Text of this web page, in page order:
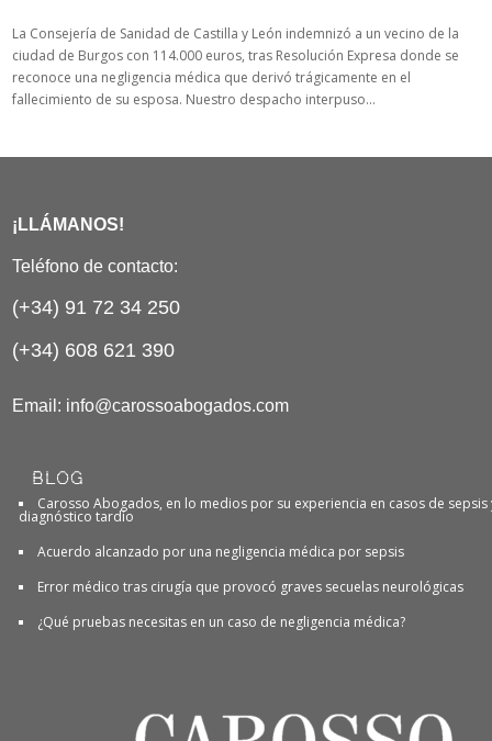
La Consejería de Sanidad de Castilla y León indemnizó a un vecino de la
ciudad de Burgos con 114.000 euros, tras Resolución Expresa donde se
reconoce una negligencia médica que derivó trágicamente en el
fallecimiento de su esposa. Nuestro despacho interpuso...
¡LLÁMANOS!
Teléfono de contacto:
(+34) 91 72 34 250
(+34) 608 621 390
Email: info@carossoabogados.com
BLOG
Carosso Abogados, en lo medios por su experiencia en casos de sepsis
diagnóstico tardío
Acuerdo alcanzado por una negligencia médica por sepsis
Error médico tras cirugía que provocó graves secuelas neurológicas
¿Qué pruebas necesitas en un caso de negligencia médica?